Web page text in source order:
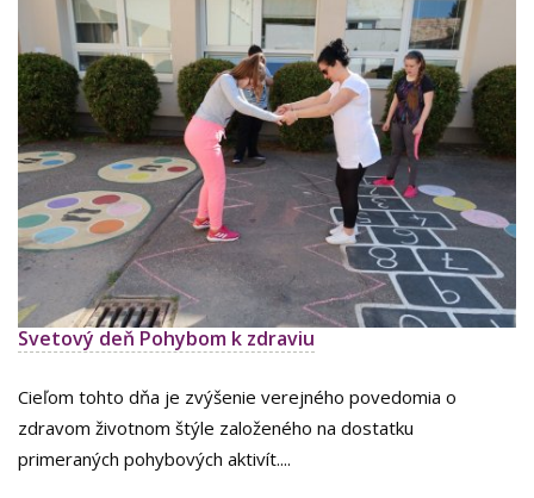
Svetový deň Pohybom k zdraviu
Cieľom tohto dňa je zvýšenie verejného povedomia o
zdravom životnom štýle založeného na dostatku
primeraných pohybových aktivít....